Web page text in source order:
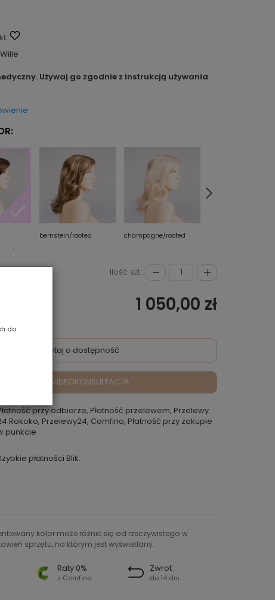
Używaj go zgodnie z instrukcją używania
bernstein/rooted champagne/rooted
Ilość szt.:
1 050,00 zł
Zapytaj o dostępność
VIDEOKONSULTACJA
przy odbiorze, Płatność przelewem, Przelewy
Rokoko, Przelewy24, Comfino, Płatność przy zakupie
punkcie
płatności Blik.
kolor może różnić się od rzeczywistego w
sprzętu, na którym jest wyświetlany.
Raty 0%
z Comfino
Zwrot
do 14 dni
do